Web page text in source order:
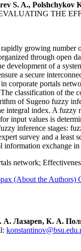
S. A., Polshchykov
THE
growing number
through open
development of a
a secure
corporate portals
classification of the
of Sugeno fuzzy
integral index. A fuzzy
input values is
inference stages:
survey and a least
information exchange
network;
(About the Authors)
А. Лазарев, К. А.